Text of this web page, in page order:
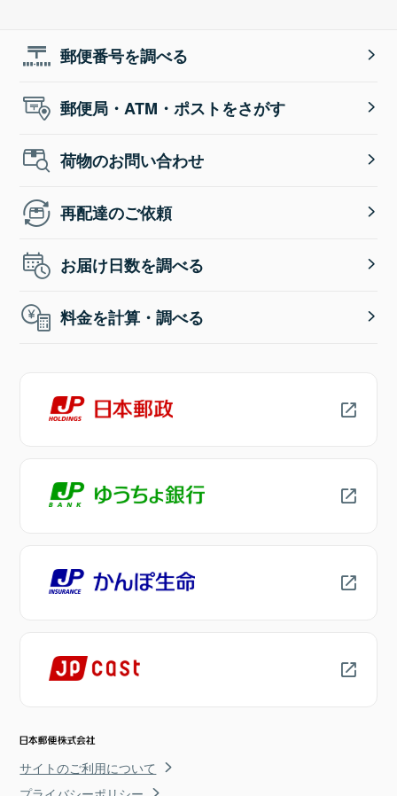
郵便番号を調べる
郵便局・ATM・ポストをさがす
荷物のお問い合わせ
再配達のご依頼
お届け日数を調べる
料金を計算・調べる
サイトのご利用について